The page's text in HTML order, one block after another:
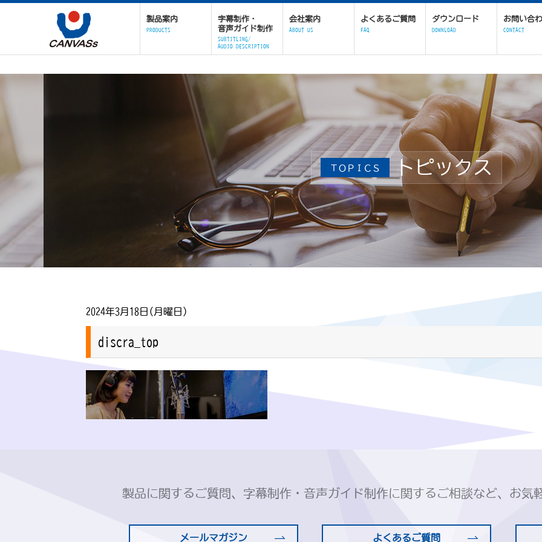
製品案内
PRODUCTS
字幕制作・
音声ガイド制作
SUBTITLING/
AUDIO DESCRIPTION
会社案内
ABOUT US
よくあるご質問
FAQ
ダウンロード
DOWNLOAD
お問い合
CONTACT
ＴＯＰＩＣＳ トピックス
2024年3月18日(月曜日)
discra_top
製品に関するご質問、字幕制作・音声ガイド制作に関するご相談など、お気
メールマガジン よくあるご質問